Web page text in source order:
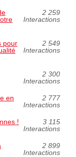
2 259
Interactions
pour
2 549
Interactions
2 300
Interactions
en
2 777
Interactions
!
3 115
Interactions
2 899
Interactions